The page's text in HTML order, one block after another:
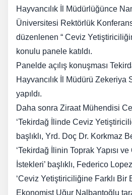
Hayvancılık İl Müdürlüğünce
Üniversitesi Rektörlük
düzenlenen “ Ceviz
konulu panele katıldı.
Panelde açılış konuşması
Hayvancılık İl Müdürü Zekeriya
yapıldı.
Daha sonra Ziraat Mühendisi
‘Tekirdağ İlinde Ceviz
başlıklı, Yrd. Doç Dr. Korkmaz
‘Tekirdağ İlinin Toprak Yapısı
İstekleri’ başlıklı, Federico
‘Ceviz Yetiştiriciliğine Farklı Bir
Ekonomist Uğur Nalbantoğlu